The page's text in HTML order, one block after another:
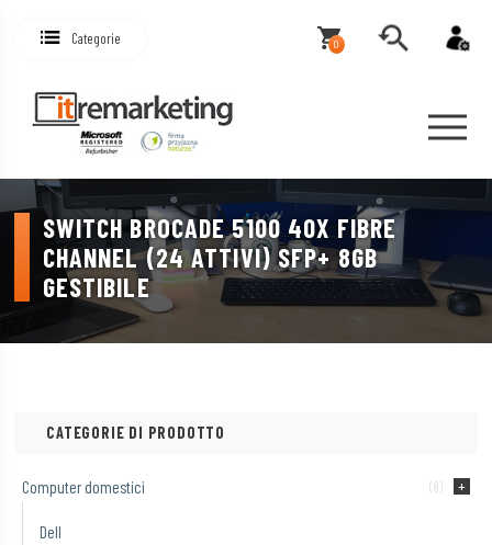
Categorie 0
SWITCH BROCADE 5100 40X FIBRE
CHANNEL (24 ATTIVI) SFP+ 8GB
GESTIBILE
CATEGORIE DI PRODOTTO
Computer domestici (8)
Dell